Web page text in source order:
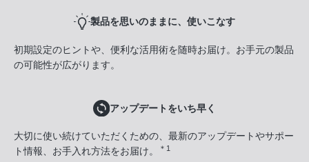
製品を思いのままに、使いこなす
初期設定のヒントや、便利な活用術を随時お届け。お手元の製品
の可能性が広がります。
アップデートをいち早く
大切に使い続けていただくための、最新のアップデートやサポー
ト情報、お手入れ方法をお届け。
＊1